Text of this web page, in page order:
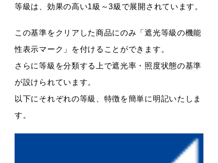
等級は、効果の高い1級～3級で展開されています。
この基準をクリアした商品にのみ「遮光等級の機能
性表示マーク」を付けることができます。
さらに等級を分類する上で遮光率・照度状態の基準
が設けられています。
以下にそれぞれの等級、特徴を簡単に明記いたしま
す。